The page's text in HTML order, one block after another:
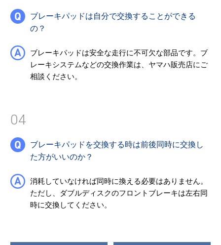
ブレーキパッドは自分で交換することができる
の？
ブレーキパッドは安全な走行に不可欠な部品です。ブ
レーキシステムなどの交換作業は、ヤマハ販売店にご
相談ください。
04
ブレーキパッドを交換する時は前後同時に交換し
た方がいいのか？
消耗していなければ同時に換える必要はありません。
ただし、ダブルディスクのフロントブレーキは左右同
時に交換してください。